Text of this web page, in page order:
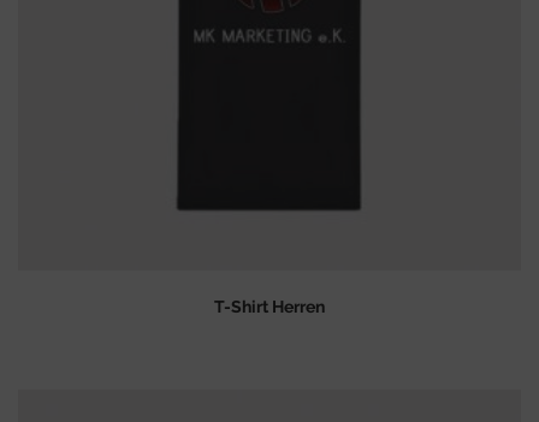
T-Shirt Herren